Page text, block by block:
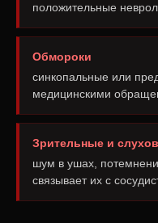
положительные
Обмороки
синкопальные или
медицинскими
Зрительные и
шум в ушах,
связывает их с